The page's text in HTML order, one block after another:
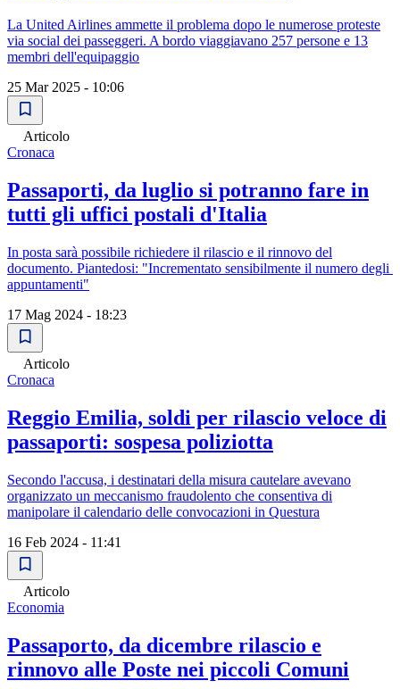
La United Airlines ammette il problema dopo le numerose proteste
via social dei passeggeri. A bordo viaggiavano 257 persone e 13
membri dell'equipaggio
25 Mar 2025 - 10:06
Articolo
Cronaca
Passaporti, da luglio si potranno fare in
tutti gli uffici postali d'Italia
In posta sarà possibile richiedere il rilascio e il rinnovo del
documento. Piantedosi: "Incrementato sensibilmente il numero degli
appuntamenti"
17 Mag 2024 - 18:23
Articolo
Cronaca
Reggio Emilia, soldi per rilascio veloce di
passaporti: sospesa poliziotta
Secondo l'accusa, i destinatari della misura cautelare avevano
organizzato un meccanismo fraudolento che consentiva di
manipolare il calendario delle convocazioni in Questura
16 Feb 2024 - 11:41
Articolo
Economia
Passaporto, da dicembre rilascio e
rinnovo alle Poste nei piccoli Comuni